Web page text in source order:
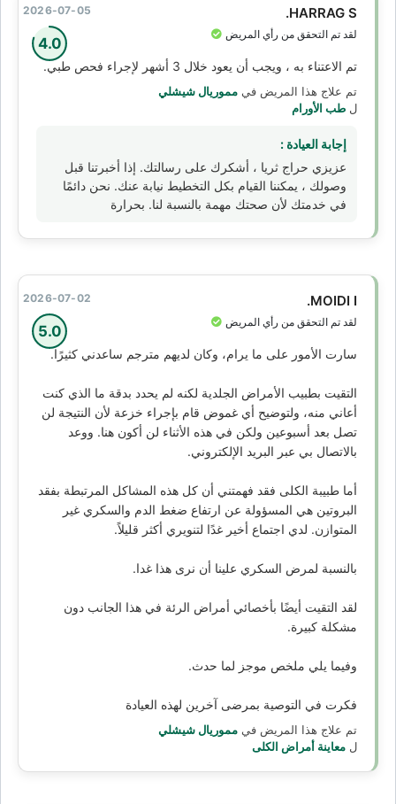
4.0
HARRAG S.
لقد تم التحقق من رأي المريض
2026-07-05
تم الاعتناء به ، ويجب أن يعود خلال 3 أشهر لإجراء فحص طبي.
تم علاج هذا المريض في مموريال شيشلي
ل طب الأورام
إجابة العيادة :
عزيزي حراج ثريا ، أشكرك على رسالتك. إذا أخبرتنا قبل
وصولك ، يمكننا القيام بكل التخطيط نيابة عنك. نحن دائمًا
في خدمتك لأن صحتك مهمة بالنسبة لنا. بحرارة
5.0
MOIDI I.
لقد تم التحقق من رأي المريض
2026-07-02
سارت الأمور على ما يرام، وكان لديهم مترجم ساعدني كثيرًا.
التقيت بطبيب الأمراض الجلدية لكنه لم يحدد بدقة ما الذي كنت
أعاني منه، ولتوضيح أي غموض قام بإجراء خزعة لأن النتيجة لن
تصل بعد أسبوعين ولكن في هذه الأثناء لن أكون هنا. ووعد
بالاتصال بي عبر البريد الإلكتروني.
أما طبيبة الكلى فقد فهمتني أن كل هذه المشاكل المرتبطة بفقد
البروتين هي المسؤولة عن ارتفاع ضغط الدم والسكري غير
المتوازن. لدي اجتماع أخير غدًا لتنويري أكثر قليلاً.
بالنسبة لمرض السكري علينا أن نرى هذا غدا.
لقد التقيت أيضًا بأخصائي أمراض الرئة في هذا الجانب دون
مشكلة كبيرة.
وفيما يلي ملخص موجز لما حدث.
فكرت في التوصية بمرضى آخرين لهذه العيادة
تم علاج هذا المريض في مموريال شيشلي
ل معاينة أمراض الكلى